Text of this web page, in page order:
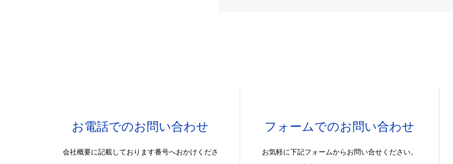
お電話でのお問い合わせ
会社概要に記載しております番号へおかけくださ
フォームでのお問い合わせ
お気軽に下記フォームからお問い合せください。